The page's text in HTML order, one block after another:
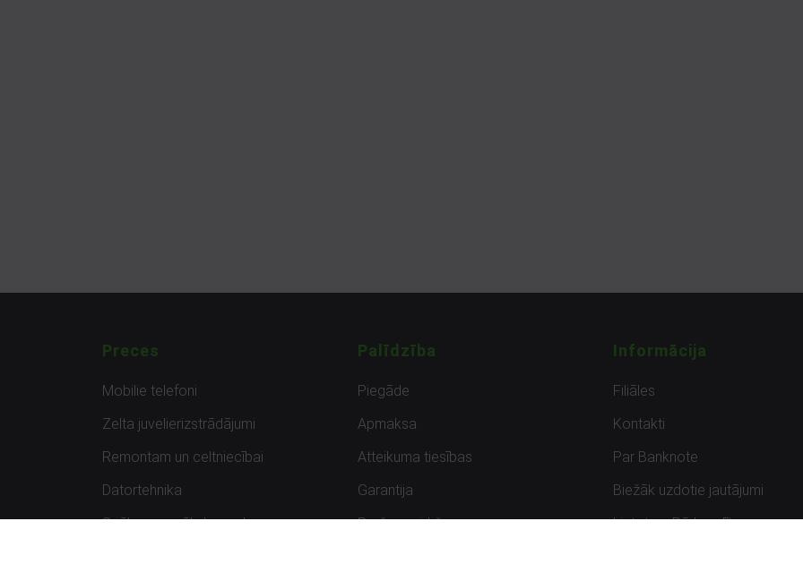
Preces
Mobilie telefoni
Zelta juvelierizstrādājumi
Remontam un celtniecībai
Datortehnika
Spēles un spēļu konsoles
Palīdzība
Piegāde
Apmaksa
Atteikuma tiesības
Garantija
Preču uzpirkšana
Informācija
Filiāles
Kontakti
Par Banknote
Biežāk uzdotie jautājumi
Lietots – Pārbaudīts